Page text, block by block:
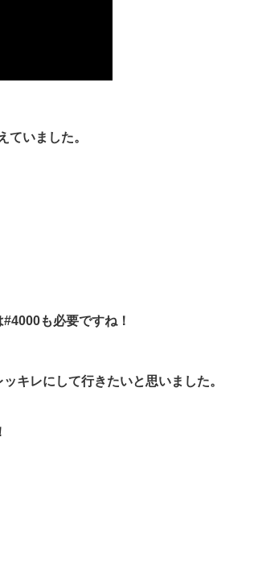
ていました。
も必要ですね！
キレにして行きたいと思いました。